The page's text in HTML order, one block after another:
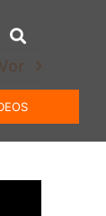
Vor